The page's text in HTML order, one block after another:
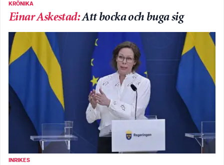
KRÖNIKA
Einar Askestad:Att bocka och buga sig
INRIKES